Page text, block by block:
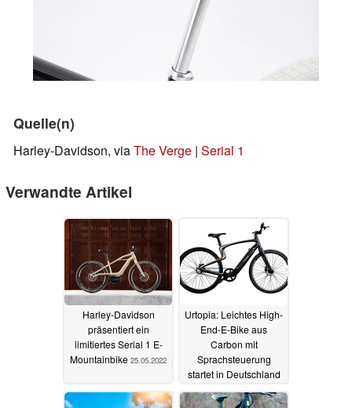
Quelle(n)
Harley-Davidson, viaThe Verge | Serial 1
Verwandte Artikel
Harley-Davidson
präsentiert ein
limitiertes Serial 1 E-
Mountainbike 25.05.2022
Urtopia: Leichtes High-
End-E-Bike aus
Carbon mit
Sprachsteuerung
startet in Deutschland
04.04.2022